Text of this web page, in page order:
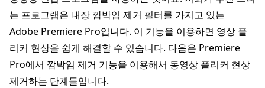
는 프로그램은 내장 깜박임 제거 필터를 가지고 있는
Adobe Premiere Pro입니다. 이 기능을 이용하면 영상 플
리커 현상을 쉽게 해결할 수 있습니다. 다음은 Premiere
Pro에서 깜박임 제거 기능을 이용해서 동영상 플리커 현상
제거하는 단계들입니다.